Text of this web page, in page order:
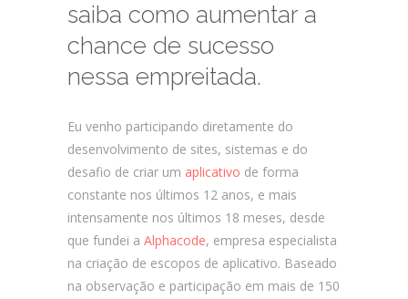
saiba como aumentar a
chance de sucesso
nessa empreitada.
Eu venho participando diretamente do
desenvolvimento de sites, sistemas e do
desafio de criar um aplicativo de forma
constante nos últimos 12 anos, e mais
intensamente nos últimos 18 meses, desde
que fundei a Alphacode, empresa especialista
na criação de escopos de aplicativo. Baseado
na observação e participação em mais de 150